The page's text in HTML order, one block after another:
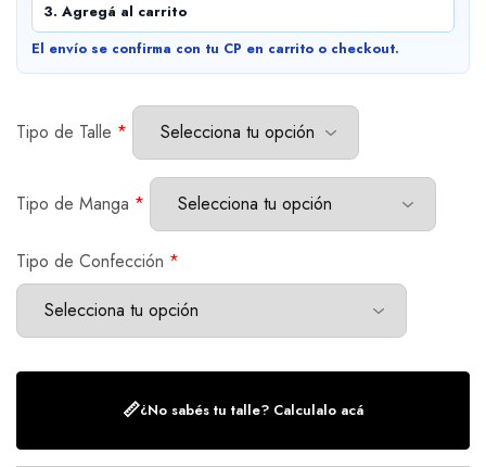
3. Agregá al carrito
El envío se confirma con tu CP en carrito o checkout.
Tipo de Talle *
Tipo de Manga *
Tipo de Confección *
📏¿No sabés tu talle? Calculalo acá